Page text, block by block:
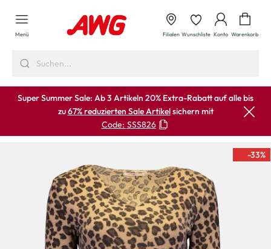
springen
Menü Filialen Wunschliste Konto Warenkorb
Super Summer Sale: Ab 3 Artikeln 20% Extra-Rabatt auf alle bis
zu67% reduzierten Sale Artikelsichern mit
Code: SSS826
-33%